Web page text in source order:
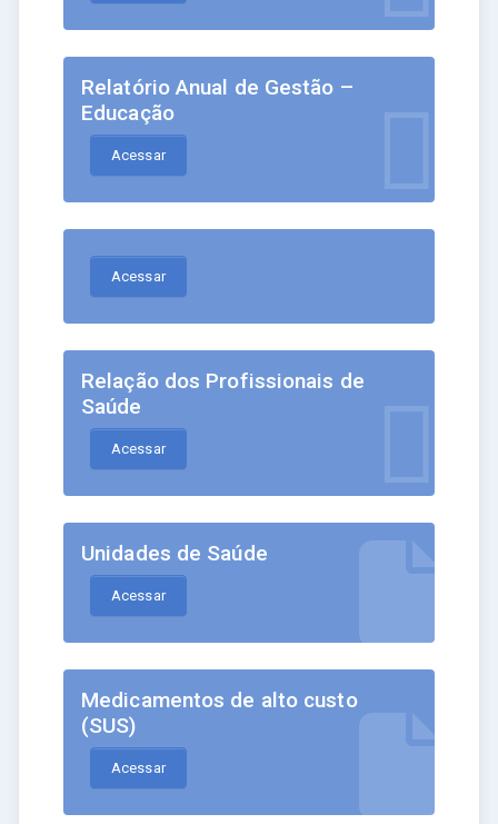
Relatório Anual de Gestão –
Educação
Acessar
Acessar
Relação dos Profissionais de
Saúde
Acessar
Unidades de Saúde
Acessar
Medicamentos de alto custo
(SUS)
Acessar